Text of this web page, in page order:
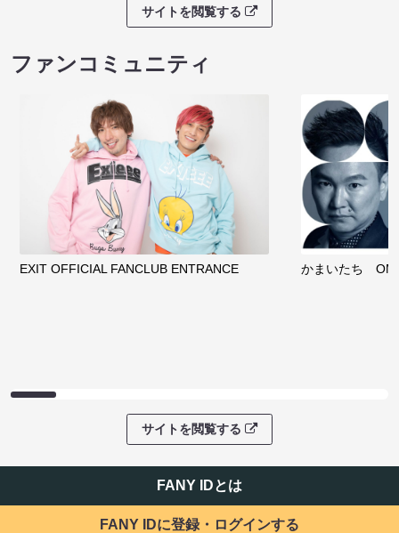
サイトを閲覧する
ファンコミュニティ
EXIT OFFICIAL FANCLUB ENTRANCE かまいたち
サイトを閲覧する
FANY IDとは
FANY IDに登録・ログインする